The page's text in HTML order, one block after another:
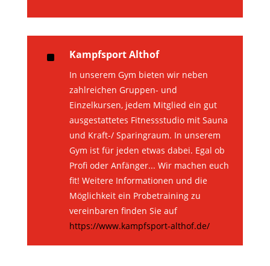
^ Kampfsport Althof
In unserem Gym bieten wir neben
zahlreichen Gruppen- und
Einzelkursen, jedem Mitglied ein gut
ausgestattetes Fitnessstudio mit Sauna
und Kraft-/ Sparingraum. In unserem
Gym ist für jeden etwas dabei. Egal ob
Profi oder Anfänger... Wir machen euch
fit! Weitere Informationen und die
Möglichkeit ein Probetraining zu
vereinbaren finden Sie auf
https://www.kampfsport-althof.de/